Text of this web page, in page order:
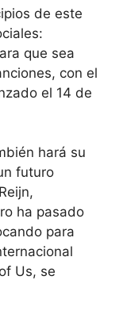
de este
que sea
con el
el 14 de
hará su
futuro
ha pasado
para
Us, se